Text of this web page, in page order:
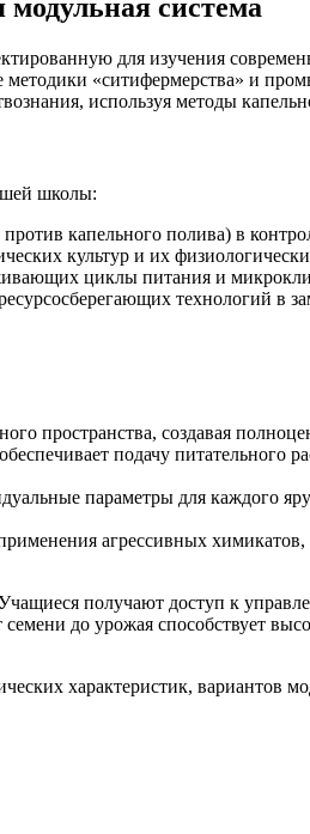
система
для изучения
«ситифермерства» и
используя методы
школы:
капельного полива) в
культур и их
циклы питания и
технологий в
пространства, создавая
подачу питательного
параметры для каждого
агрессивных
получают доступ к
до урожая способствует
характеристик, вариантов